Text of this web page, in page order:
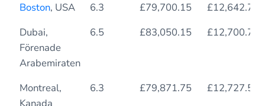
Boston, USA 6.3 £79,700.15
£12,642.79
Dubai,
Förenade
Arabemiraten
6.5 £83,050.15 £12,700.74
Montreal,
Kanada
6.3 £79,871.75 £12,727.55